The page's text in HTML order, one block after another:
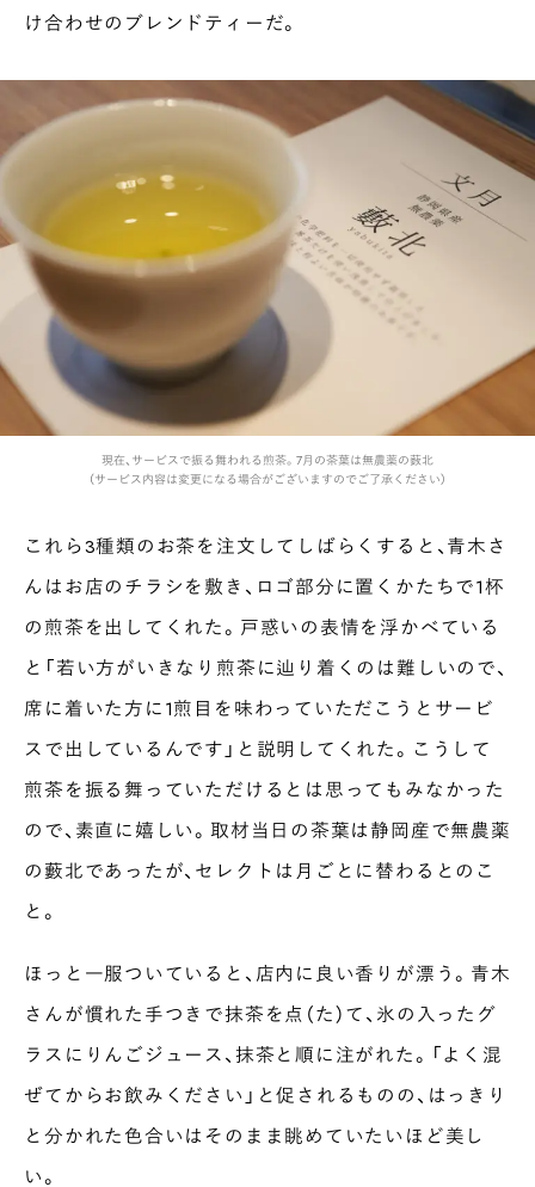
け合わせのブレンドティーだ。
現在、サービスで振る舞われる煎茶。7月の茶葉は無農薬の薮北
（サービス内容は変更になる場合がございますのでご了承ください）
これら3種類のお茶を注文してしばらくすると、青木さ
んはお店のチラシを敷き、ロゴ部分に置くかたちで1杯
の煎茶を出してくれた。戸惑いの表情を浮かべている
と「若い方がいきなり煎茶に辿り着くのは難しいので、
席に着いた方に1煎目を味わっていただこうとサービ
スで出しているんです」と説明してくれた。こうして
煎茶を振る舞っていただけるとは思ってもみなかった
ので、素直に嬉しい。取材当日の茶葉は静岡産で無農薬
の藪北であったが、セレクトは月ごとに替わるとのこ
と。
ほっと一服ついていると、店内に良い香りが漂う。青木
さんが慣れた手つきで抹茶を点（た）て、氷の入ったグ
ラスにりんごジュース、抹茶と順に注がれた。「よく混
ぜてからお飲みください」と促されるものの、はっきり
と分かれた色合いはそのまま眺めていたいほど美し
い。